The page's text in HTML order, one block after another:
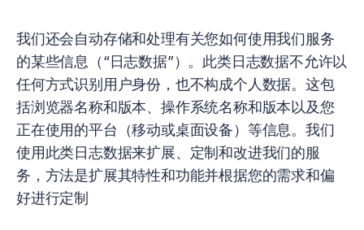
我们还会自动存储和处理有关您如何使用我们服务
的某些信息（“日志数据”）。此类日志数据不允许以
任何方式识别用户身份，也不构成个人数据。这包
括浏览器名称和版本、操作系统名称和版本以及您
正在使用的平台（移动或桌面设备）等信息。我们
使用此类日志数据来扩展、定制和改进我们的服
务，方法是扩展其特性和功能并根据您的需求和偏
好进行定制